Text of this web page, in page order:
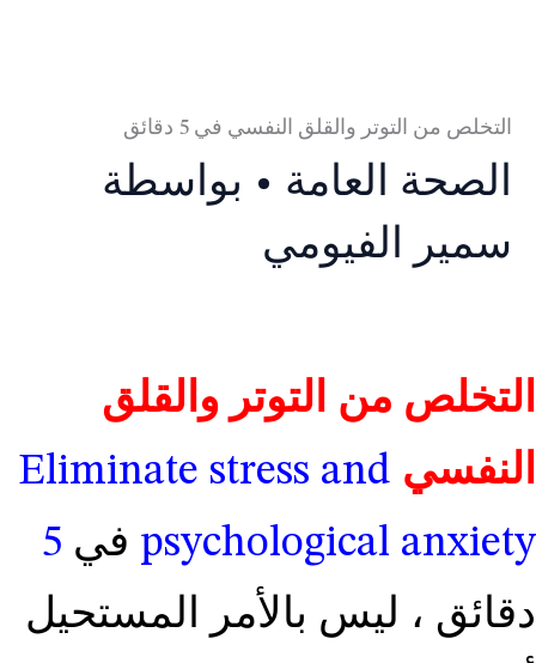
التخلص من التوتر والقلق النفسي في 5 دقائق
الصحة العامة • بواسطة
سمير الفيومي
التخلص من التوتر والقلق
النفسي Eliminate stress and
psychological anxiety في 5
دقائق ، ليس بالأمر المستحيل